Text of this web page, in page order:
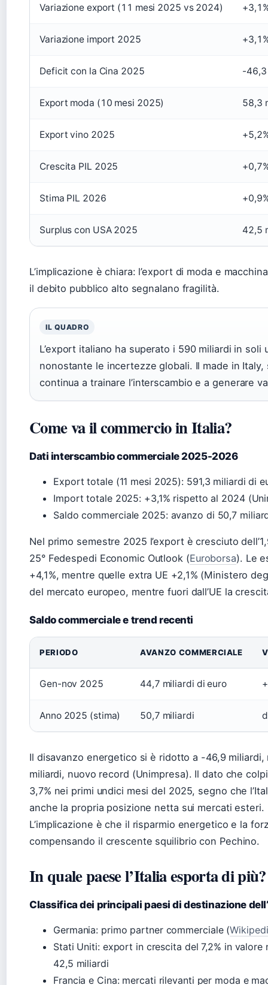
Variazione export (11 mesi 2025 vs 2024)
Variazione import 2025
Deficit con la Cina 2025 -46,3
Export moda (10 mesi 2025) 58,3
Export vino 2025
Crescita PIL 2025
Stima PIL 2026
Surplus con USA 2025 42,5
L’implicazione è chiara: l’export di moda e
il debito pubblico alto segnalano fragilità.
IL QUADRO
L’export italiano ha superato i 590 miliardi in
nonostante le incertezze globali. Il made in
continua a trainare l’interscambio e a generare
Come va il commercio in Italia?
Dati interscambio commerciale 2025-2026
Export totale (11 mesi 2025): 591,3 miliardi di
Import totale 2025: +3,1% rispetto al 2024
Saldo commerciale 2025: avanzo di 50,7
Nel primo semestre 2025 l’export è cresciuto
25° Fedespedi Economic Outlook (Euroborsa). Le
+4,1%, mentre quelle extra UE +2,1% (Ministero
del mercato europeo, mentre fuori dall’UE la
Saldo commerciale e trend recenti
PERIODO AVANZO COMMERCIALE
Gen-nov 2025 44,7 miliardi di euro
Anno 2025 (stima) 50,7 miliardi
Il disavanzo energetico si è ridotto a -46,9
miliardi, nuovo record (Unimpresa). Il dato che
3,7% nei primi undici mesi del 2025, segno che
anche la propria posizione netta sui mercati esteri.
L’implicazione è che il risparmio energetico e la
compensando il crescente squilibrio con Pechino.
In quale paese l’Italia esporta di più?
Classifica dei principali paesi di destinazione
Germania: primo partner commerciale (
Stati Uniti: export in crescita del 7,2% in
42,5 miliardi
Francia e Cina: mercati rilevanti per moda e